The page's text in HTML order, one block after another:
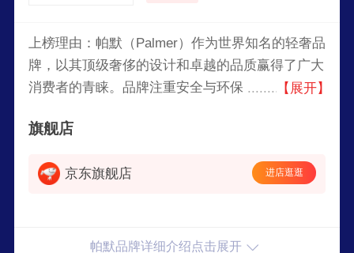
上榜理由：帕默（Palmer）作为世界知名的轻奢品
牌，以其顶级奢侈的设计和卓越的品质赢得了广大
消费者的青睐。品牌注重安全与环保，所有儿童家
独特的设计风格结合现代美学，既满足了孩子们的
【展开】
旗舰店
京东旗舰店 进店逛逛
帕默品牌详细介绍点击展开